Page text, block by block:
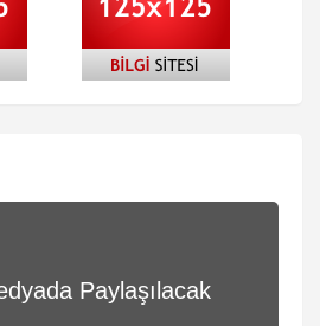
Paylaşılacak